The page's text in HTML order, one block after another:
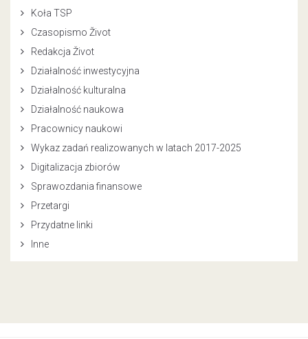
Koła TSP
Czasopismo Život
Redakcja Život
Działalność inwestycyjna
Działalność kulturalna
Działalność naukowa
Pracownicy naukowi
Wykaz zadań realizowanych w latach 2017-2025
Digitalizacja zbiorów
Sprawozdania finansowe
Przetargi
Przydatne linki
Inne